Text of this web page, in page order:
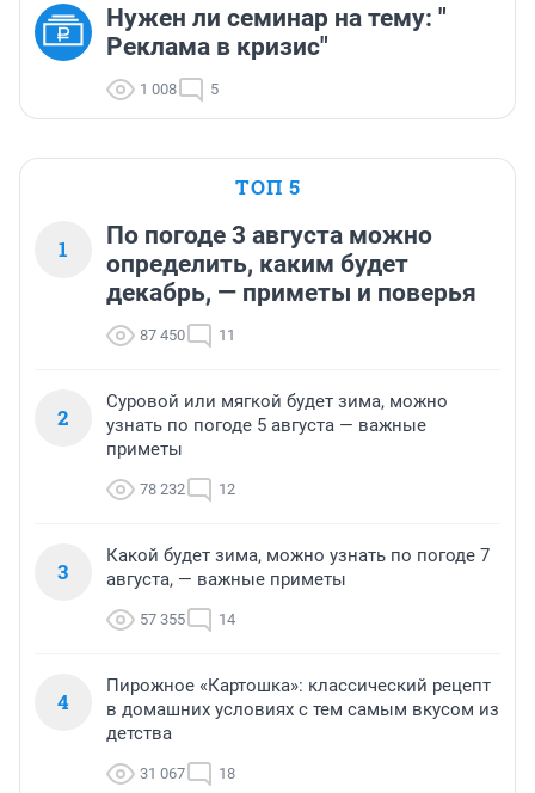
Нужен ли семинар на тему: "
Реклама в кризис"
1 008 5
ТОП 5
1
По погоде 3 августа можно
определить, каким будет
декабрь, — приметы и поверья
87 450 11
2
Суровой или мягкой будет зима, можно
узнать по погоде 5 августа — важные
приметы
78 232 12
3
Какой будет зима, можно узнать по погоде 7
августа, — важные приметы
57 355 14
4
Пирожное «Картошка»: классический рецепт
в домашних условиях с тем самым вкусом из
детства
31 067 18